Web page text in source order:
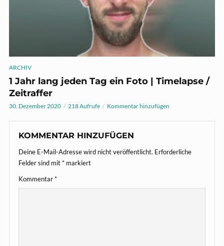
ARCHIV
1 Jahr lang jeden Tag ein Foto | Timelapse /
Zeitraffer
30. Dezember 2020 218 Aufrufe Kommentar hinzufügen
KOMMENTAR HINZUFÜGEN
Deine E-Mail-Adresse wird nicht veröffentlicht. Erforderliche
Felder sind mit* markiert
Kommentar*